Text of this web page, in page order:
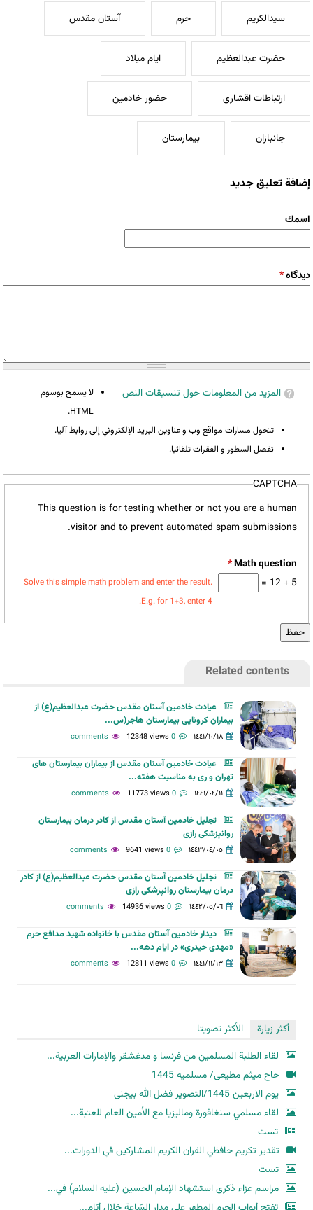
سیدالکریم حرم آستان مقدس
حضرت عبدالعظیم ایام میلاد
ارتباطات اقشاری حضور خادمین
جانبازان بیمارستان
إضافة تعليق جديد
‏اسمك ‏
‏دیدگاه ‏*
المزيد من المعلومات حول تنسيقات النص
لا يسمح بوسوم
HTML.
تتحول مسارات مواقع وب و عناوين البريد الإلكتروني إلى روابط آليا.
تفصل السطور و الفقرات تلقائيا.
CAPTCHA
This question is for testing whether or not you are a human
visitor and to prevent automated spam submissions.
*
5 + 12 =
Solve this simple math problem and enter the result.
E.g. for 1+3, enter 4.
Related contents
عیادت خادمین آستان مقدس حضرت عبدالعظیم(ع) از
بیماران کرونایی بیمارستان هاجر(س...
١٤٤١/١٠/١٨ 0 comments
12348 views
عیادت خادمین آستان مقدس از بیماران بیمارستان های
تهران و ری به مناسبت هفته...
١٤٤١/٠٤/١١ 0 comments
11773 views
تجلیل خادمین آستان مقدس از کادر درمان بیمارستان
روانپزشکی رازی
١٤٤٣/٠٤/٠٥ 0 comments
9641 views
تجلیل خادمین آستان مقدس حضرت عبدالعظیم(ع) از کادر
درمان بیمارستان روانپزشکی رازی
١٤٤٢/٠٥/٠٦ 0 comments
14936 views
دیدار خادمين آستان مقدس با خانواده شهيد مدافع حرم
«مهدی حیدری» در ایام دهه...
١٤٤١/١١/١٣ 0 comments
12811 views
أكثر زيارة
الأكثر تصويتا
لقاء الطلبة المسلمين من فرنسا و مدغشقر والإمارات العربية...
حاج میثم مطیعی/ مسلمیه 1445
یوم الاربعین 1445/التصویر فضل الله بیجنی
لقاء مسلمي سنغافورة وماليزيا مع الأمين العام للعتبة...
تست
تقدير تكريم حافظي القران الكريم المشاركين في الدورات...
تست
مراسم عزاء ذكرى استشهاد الإمام الحسين (عليه السلام) في...